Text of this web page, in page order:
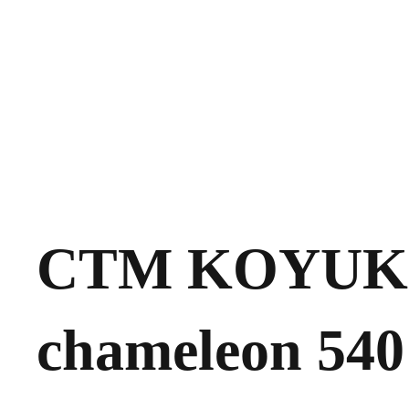
CTM
chameleon 540